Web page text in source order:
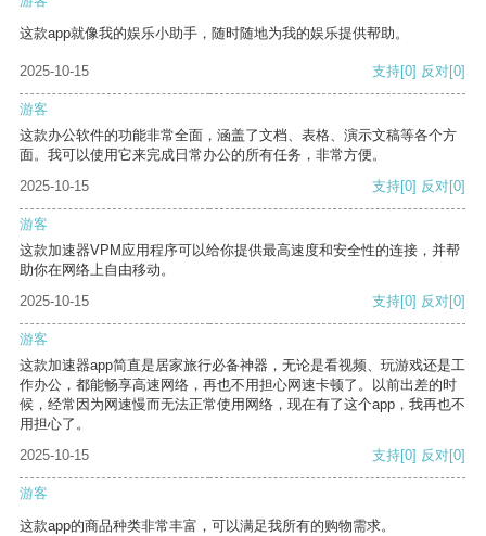
这款app就像我的娱乐小助手，随时随地为我的娱乐提供帮助。
2025-10-15 支持[0] 反对[0]
游客
这款办公软件的功能非常全面，涵盖了文档、表格、演示文稿等各个方
面。我可以使用它来完成日常办公的所有任务，非常方便。
2025-10-15
支持[0] 反对[0]
游客
这款加速器VPM应用程序可以给你提供最高速度和安全性的连接，并帮
助你在网络上自由移动。
2025-10-15
支持[0] 反对[0]
游客
这款加速器app简直是居家旅行必备神器，无论是看视频、玩游戏还是工
作办公，都能畅享高速网络，再也不用担心网速卡顿了。以前出差的时
候，经常因为网速慢而无法正常使用网络，现在有了这个app，我再也不
用担心了。
2025-10-15
支持[0] 反对[0]
游客
这款app的商品种类非常丰富，可以满足我所有的购物需求。